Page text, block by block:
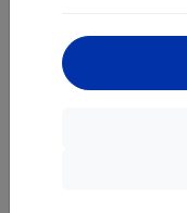
841 04 Bratislava
REGON: